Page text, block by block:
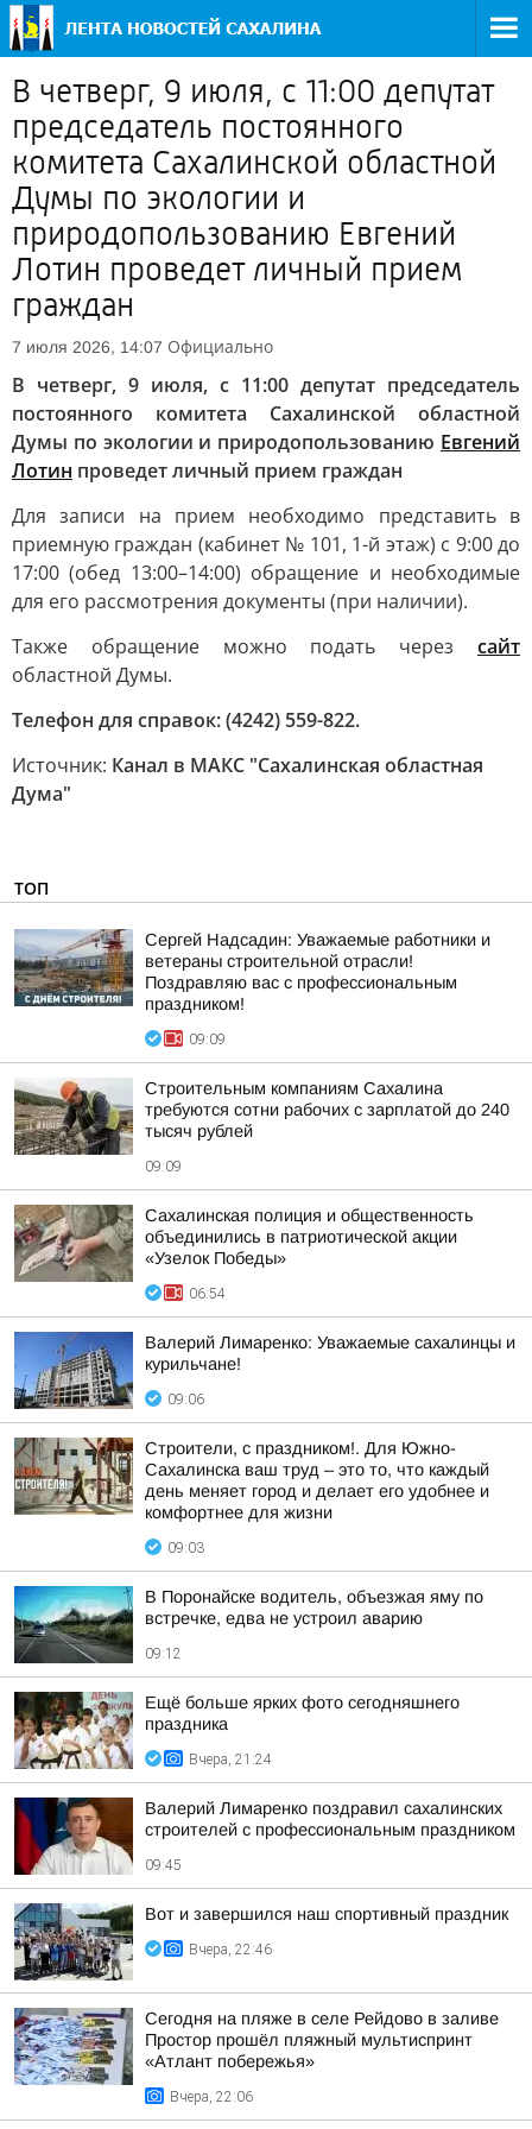
В четверг, 9 июля, с 11:00 депутат
председатель постоянного
комитета Сахалинской областной
Думы по экологии и
природопользованию Евгений
Лотин проведет личный прием
граждан
7 июля 2026, 14:07 Официально
В четверг, 9 июля, с 11:00 депутат председатель
постоянного комитета Сахалинской областной
Думы по экологии и природопользованию Евгений
Лотин проведет личный прием граждан
Для записи на прием необходимо представить в
приемную граждан (кабинет № 101, 1-й этаж) с 9:00 до
17:00 (обед 13:00–14:00) обращение и необходимые
для его рассмотрения документы (при наличии).
Также обращение можно подать через сайт
областной Думы.
Телефон для справок: (4242) 559-822.
Источник: Канал в МАКС "Сахалинская областная
Дума"
ТОП
Сергей Надсадин: Уважаемые работники и
ветераны строительной отрасли!
Поздравляю вас с профессиональным
праздником!
09:09
Строительным компаниям Сахалина
требуются сотни рабочих с зарплатой до 240
тысяч рублей
09:09
Сахалинская полиция и общественность
объединились в патриотической акции
«Узелок Победы»
06:54
Валерий Лимаренко: Уважаемые сахалинцы и
курильчане!
09:06
Строители, с праздником!. Для Южно-
Сахалинска ваш труд – это то, что каждый
день меняет город и делает его удобнее и
комфортнее для жизни
09:03
В Поронайске водитель, объезжая яму по
встречке, едва не устроил аварию
09:12
Ещё больше ярких фото сегодняшнего
праздника
Вчера, 21:24
Валерий Лимаренко поздравил сахалинских
строителей с профессиональным праздником
09:45
Вот и завершился наш спортивный праздник
Вчера, 22:46
Сегодня на пляже в селе Рейдово в заливе
Простор прошёл пляжный мультиспринт
«Атлант побережья»
Вчера, 22:06